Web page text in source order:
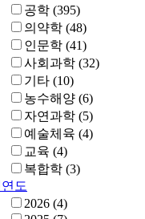
공학 (395)
의약학 (48)
인문학 (41)
사회과학 (32)
기타 (10)
농수해양 (6)
자연과학 (5)
예술체육 (4)
교육 (4)
복합학 (3)
도
2026 (4)